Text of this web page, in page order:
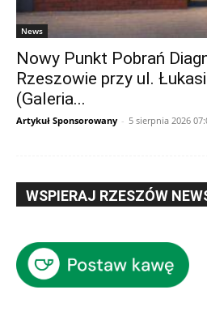
News
Nowy Punkt Pobrań
Rzeszowie przy ul.
(Galeria...
Artykuł Sponsorowany - 5 sierpnia 2026
WSPIERAJ RZESZÓW